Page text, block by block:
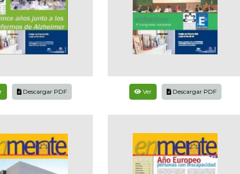
Descargar PDF Ver Descargar PDF